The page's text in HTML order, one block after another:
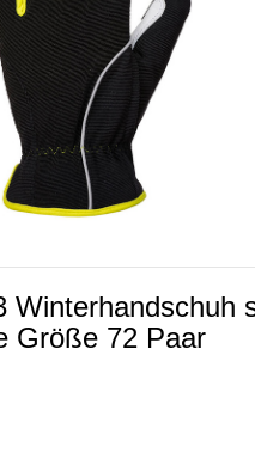
Winterhandschuh
Größe 72 Paar